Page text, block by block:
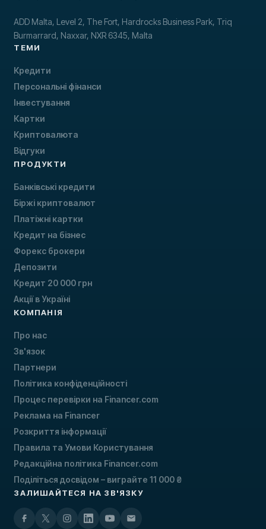
ADD Malta, Level 2, The Fort, Hardrocks Business Park, Triq
Burmarrard, Naxxar, NXR 6345, Malta
ТЕМИ
Кредити
Персональні фінанси
Інвестування
Картки
Криптовалюта
Відгуки
ПРОДУКТИ
Банківські кредити
Біржі криптовалют
Платіжні картки
Кредит на бізнес
Форекс брокери
Депозити
Кредит 20 000 грн
Акції в Україні
КОМПАНІЯ
Про нас
Зв'язок
Партнери
Політика конфіденційності
Процес перевірки на Financer.com
Реклама на Financer
Розкриття інформації
Правила та Умови Користування
Редакційна політика Financer.com
Поділіться досвідом – виграйте 11 000 ₴
ЗАЛИШАЙТЕСЯ НА ЗВ'ЯЗКУ